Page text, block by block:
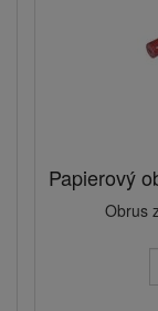
Papierový
Obrus